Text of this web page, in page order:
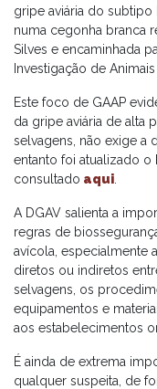
gripe aviária do subtipo
numa cegonha branca
Silves e encaminhada
Investigação de
Este foco de GAAP
da gripe aviária de alta
selvagens, não exige a
entanto foi atualizado o
consultado aqui
A DGAV salienta a
regras de
avícola, especialmente
diretos ou indiretos
selvagens, os
equipamentos e
aos estabelecimentos
É ainda de extrema
qualquer suspeita, de